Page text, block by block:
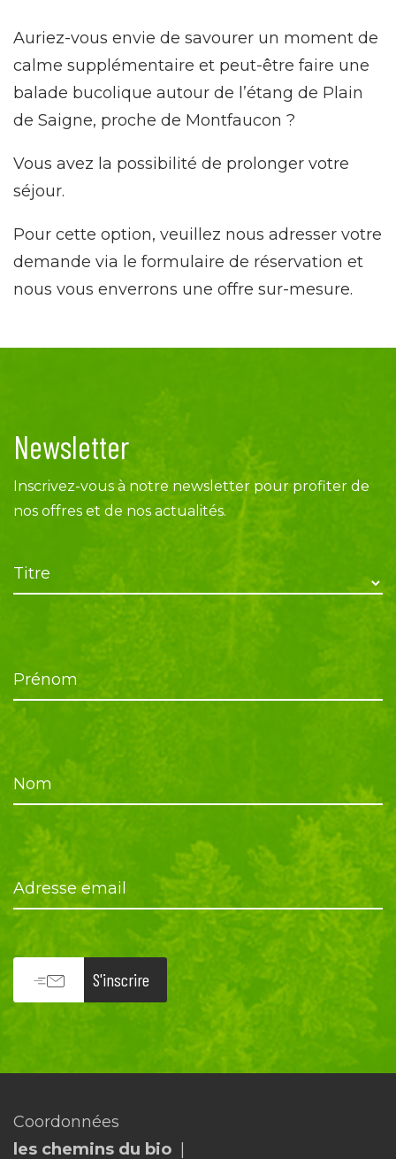
Auriez-vous envie de savourer un moment de
calme supplémentaire et peut-être faire une
balade bucolique autour de l’étang de Plain
de Saigne, proche de Montfaucon ?
Vous avez la possibilité de prolonger votre
séjour.
Pour cette option, veuillez nous adresser votre
demande via le formulaire de réservation et
nous vous enverrons une offre sur-mesure.
Newsletter
Inscrivez-vous à notre newsletter pour profiter de
nos offres et de nos actualités.
Titre
Prénom
Nom
Adresse email
S'inscrire
Coordonnées
les chemins du bio